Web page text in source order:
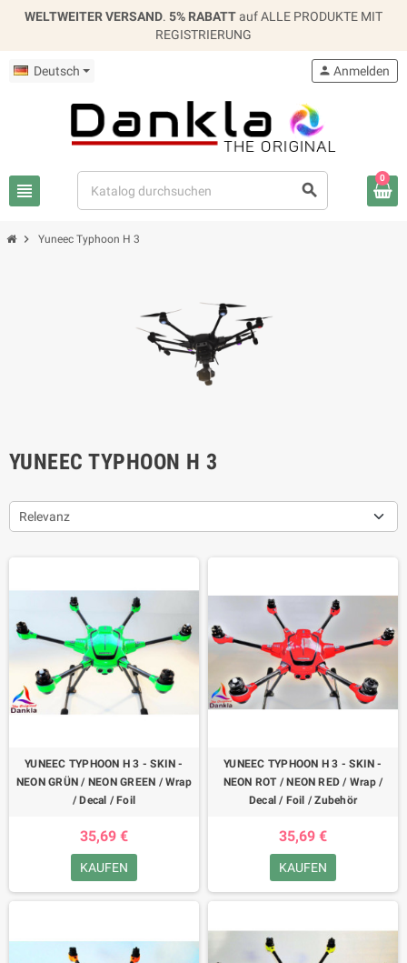
WELTWEITER VERSAND. 5% RABATTauf ALLE PRODUKTE MIT
REGISTRIERUNG
Deutsch
view_headline search
person Anmelden
0
chevron_right Yuneec Typhoon H 3
YUNEEC TYPHOON H 3
Relevanz
YUNEEC TYPHOON H 3 - SKIN -
NEON GRÜN / NEON GREEN / Wrap
/ Decal / Foil
35,69 €
KAUFEN
YUNEEC TYPHOON H 3 - SKIN -
NEON ROT / NEON RED / Wrap /
Decal / Foil / Zubehör
35,69 €
KAUFEN